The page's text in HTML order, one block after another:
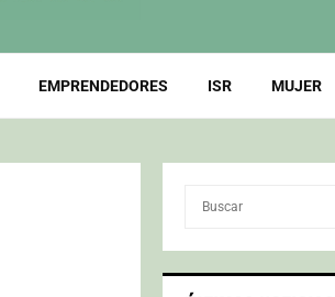
EMPRENDEDORES ISR MUJER
c